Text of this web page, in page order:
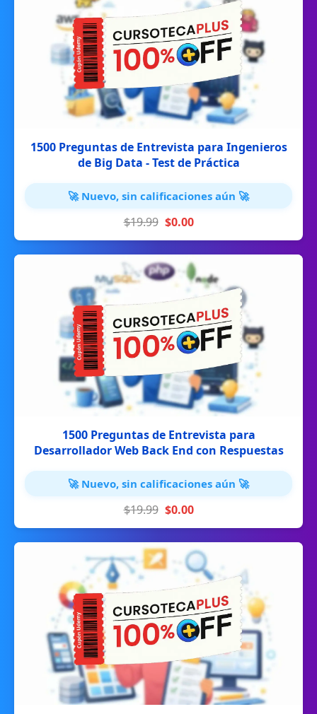
1500 Preguntas de Entrevista para Ingenieros
de Big Data - Test de Práctica
🚀 Nuevo, sin calificaciones aún 🚀
$19.99 $0.00
1500 Preguntas de Entrevista para
Desarrollador Web Back End con Respuestas
🚀 Nuevo, sin calificaciones aún 🚀
$19.99 $0.00